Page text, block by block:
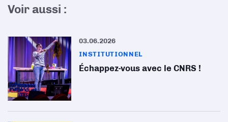
Voir aussi :
03.06.2026
INSTITUTIONNEL
Échappez-vous avec le CNRS !